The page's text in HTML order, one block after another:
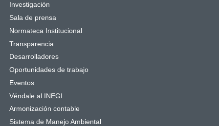
Investigación
Sala de prensa
Normateca Institucional
Transparencia
Desarrolladores
Oportunidades de trabajo
Eventos
Véndale al INEGI
Armonización contable
Sistema de Manejo Ambiental